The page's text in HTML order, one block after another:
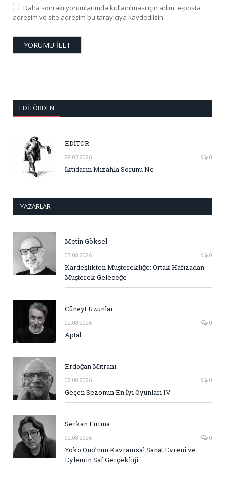
Daha sonraki yorumlarımda kullanılması için adım, e-posta
adresim ve site adresim bu tarayıcıya kaydedilsin.
EDITÖRDEN
EDİTÖR
28.07.2026 0
İktidarın Mizahla Sorunu Ne
YAZARLAR
Metin Göksel
03.08.2026 0
Kardeşlikten Müşterekliğe: Ortak Hafızadan
Müşterek Geleceğe
Cüneyt Uzunlar
02.08.2026 0
Aptal
Erdoğan Mitrani
02.08.2026 0
Geçen Sezonun En İyi Oyunları IV
Serkan Fırtına
02.08.2026 0
Yoko Ono’nun Kavramsal Sanat Evreni ve
Eylemin Saf Gerçekliği